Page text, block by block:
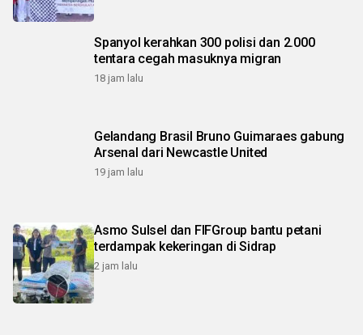
Spanyol kerahkan 300 polisi dan 2.000
tentara cegah masuknya migran
18 jam lalu
Gelandang Brasil Bruno Guimaraes gabung
Arsenal dari Newcastle United
19 jam lalu
Asmo Sulsel dan FIFGroup bantu petani
terdampak kekeringan di Sidrap
2 jam lalu